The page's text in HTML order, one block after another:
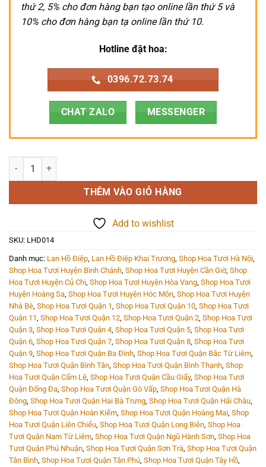
thứ 2, 5% cho đơn hàng bạn tạo online lần thứ 5 và
10% cho đơn hàng bạn tạ online lần thứ 10.
Hotline đặt hoa:
0396.72.73.74
CHAT ZALO MESSENGER
Lan Hồ Điệp - LHD014 số lượng
THÊM VÀO GIỎ HÀNG
Add to wishlist
SKU: LHD014
Danh mục: Lan Hồ Điệp, Lan Hồ Điệp Khai Trương, Shop Hoa Tươi Hà Nội,
Shop Hoa Tươi Huyện Bình Chánh, Shop Hoa Tươi Huyện Cần Giờ, Shop
Hoa Tươi Huyện Củ Chi, Shop Hoa Tươi Huyện Hòa Vang, Shop Hoa Tươi
Huyện Hoàng Sa, Shop Hoa Tươi Huyện Hóc Môn, Shop Hoa Tươi Huyện
Nhà Bè, Shop Hoa Tươi Quận 1, Shop Hoa Tươi Quận 10, Shop Hoa Tươi
Quận 11, Shop Hoa Tươi Quận 12, Shop Hoa Tươi Quận 2, Shop Hoa Tươi
Quận 3, Shop Hoa Tươi Quận 4, Shop Hoa Tươi Quận 5, Shop Hoa Tươi
Quận 6, Shop Hoa Tươi Quận 7, Shop Hoa Tươi Quận 8, Shop Hoa Tươi
Quận 9, Shop Hoa Tươi Quận Ba Đình, Shop Hoa Tươi Quận Bắc Từ Liêm,
Shop Hoa Tươi Quận Bình Tân, Shop Hoa Tươi Quận Bình Thạnh, Shop
Hoa Tươi Quận Cẩm Lệ, Shop Hoa Tươi Quận Cầu Giấy, Shop Hoa Tươi
Quận Đống Đa, Shop Hoa Tươi Quận Gò Vấp, Shop Hoa Tươi Quận Hà
Đông, Shop Hoa Tươi Quận Hai Bà Trưng, Shop Hoa Tươi Quận Hải Châu,
Shop Hoa Tươi Quận Hoàn Kiếm, Shop Hoa Tươi Quận Hoàng Mai, Shop
Hoa Tươi Quận Liên Chiểu, Shop Hoa Tươi Quận Long Biên, Shop Hoa
Tươi Quận Nam Từ Liêm, Shop Hoa Tươi Quận Ngũ Hành Sơn, Shop Hoa
Tươi Quận Phú Nhuận, Shop Hoa Tươi Quận Sơn Trà, Shop Hoa Tươi Quận
Tân Bình, Shop Hoa Tươi Quận Tân Phú, Shop Hoa Tươi Quận Tây Hồ,